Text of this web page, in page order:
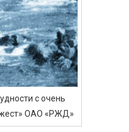
с очень
ОАО «РЖД»